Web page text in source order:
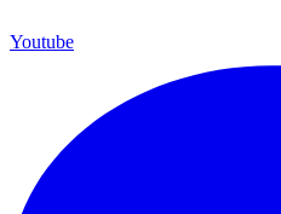
Youtube